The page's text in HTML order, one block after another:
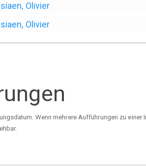
Olivier
Olivier
Wenn mehrere Aufführungen zu